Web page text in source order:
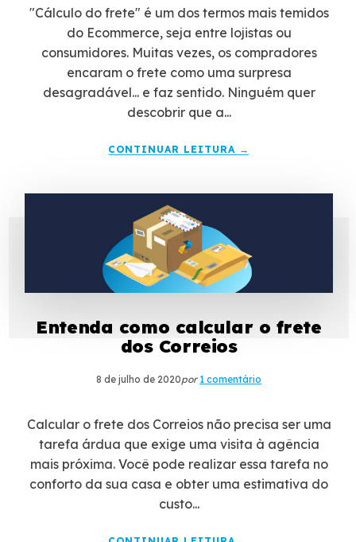
"Cálculo do frete" é um dos termos mais temidos
do Ecommerce, seja entre lojistas ou
consumidores. Muitas vezes, os compradores
encaram o frete como uma surpresa
desagradável... e faz sentido. Ninguém quer
descobrir que a...
CONTINUAR LEITURA →
Entenda como calcular o frete
dos Correios
8 de julho de 2020por 1 comentário
Calcular o frete dos Correios não precisa ser uma
tarefa árdua que exige uma visita à agência
mais próxima. Você pode realizar essa tarefa no
conforto da sua casa e obter uma estimativa do
custo...